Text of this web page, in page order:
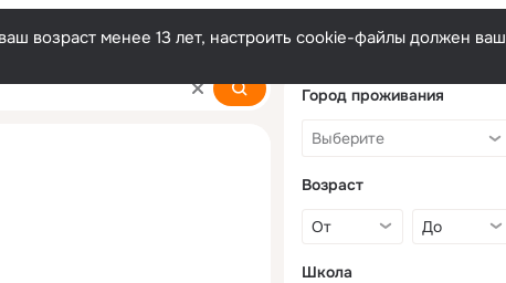
возраст менее 13 лет, настроить cookie-файлы должен ваш
Город проживания
Возраст
Школа